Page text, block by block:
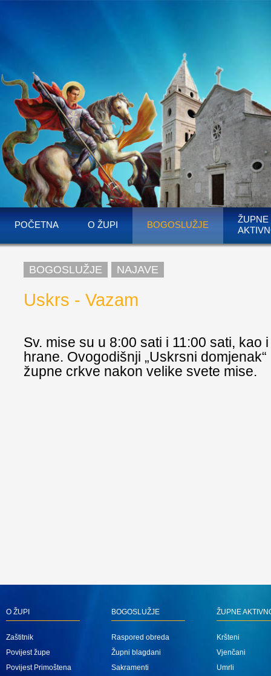
POČETNA O ŽUPI BOGOSLUŽJE
ŽUPNE
BOGOSLUŽJE NAJAVE
Uskrs - Vazam
Sv. mise su u 8:00 sati i 11:00 sati, kao
hrane. Ovogodišnji „Uskrsni
župne crkve nakon velike svete mise.
O ŽUPI
Zaštitnik
Povijest župe
Povijest Primoštena
BOGOSLUŽJE
Raspored obreda
Župni blagdani
Sakramenti
ŽUPNE
Kršteni
Vjenčani
Umrli